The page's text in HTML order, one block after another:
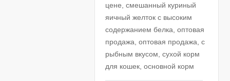
цене, смешанный куриный
яичный желток с высоким
содержанием белка, оптовая
продажа, оптовая продажа, с
рыбным вкусом, сухой корм
для кошек, основной корм